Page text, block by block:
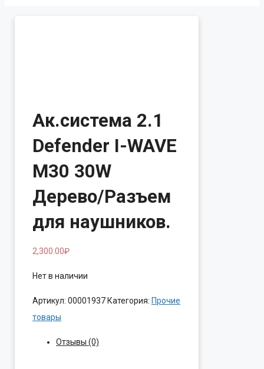
Ак.система 2.1
Defender I-WAVE
M30 30W
Дерево/Разъем
для наушников.
2,300.00₽
Нет в наличии
Артикул: 00001937 Категория: Прочие
товары
Отзывы (0)